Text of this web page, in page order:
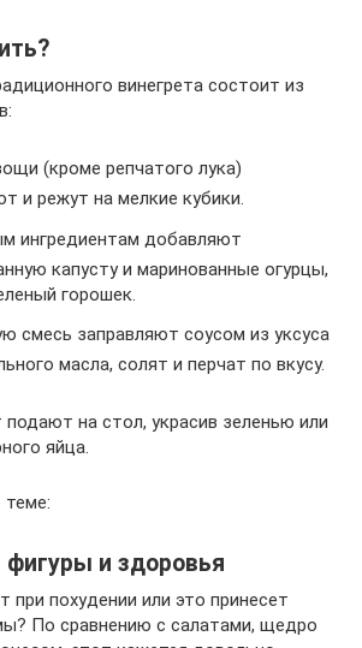
винегрета состоит из
(кроме репчатого лука)
и режут на мелкие кубики.
ингредиентам добавляют
капусту и маринованные огурцы,
горошек.
смесь заправляют соусом из уксуса
масла, солят и перчат по вкусу.
подают на стол, украсив зеленью или
яйца.
фигуры и здоровья
при похудении или это принесет
По сравнению с салатами, щедро